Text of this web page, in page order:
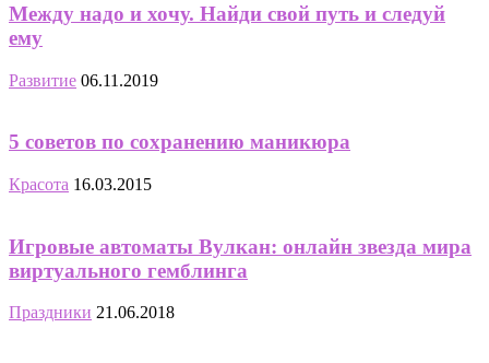
Между надо и хочу. Найди свой путь и следуй
ему
Развитие 06.11.2019
5 советов по сохранению маникюра
Красота 16.03.2015
Игровые автоматы Вулкан: онлайн звезда мира
виртуального гемблинга
Праздники 21.06.2018